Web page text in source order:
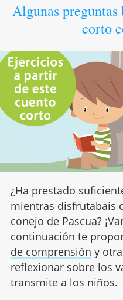
Algunas preguntas
corto
¿Ha prestado
mientras disfrutabais
conejo de Pascua?
continuación te
de comprensión y
reflexionar sobre los
transmite a los niños.